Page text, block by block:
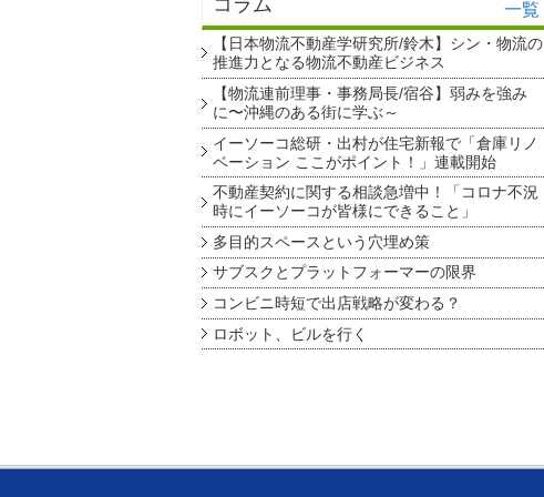
一覧
【日本物流不動産学研究所/鈴木】シン・物流の
推進力となる物流不動産ビジネス
【物流連前理事・事務局長/宿谷】弱みを強み
に〜沖縄のある街に学ぶ～
イーソーコ総研・出村が住宅新報で「倉庫リノ
ベーション ここがポイント！」連載開始
不動産契約に関する相談急増中！「コロナ不況
時にイーソーコが皆様にできること」
多目的スペースという穴埋め策
サブスクとプラットフォーマーの限界
コンビニ時短で出店戦略が変わる？
ロボット、ビルを行く